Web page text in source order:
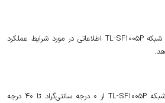
مشخصات محیطی برای سوئیچ شبکه TL-SF1005P اطلاعاتی در مورد شرایط عملکرد
محدوده دمای عملکرد سوئیچ شبکه TL-SF1005P از 0 درجه سانتی‌گراد تا 40 درجه